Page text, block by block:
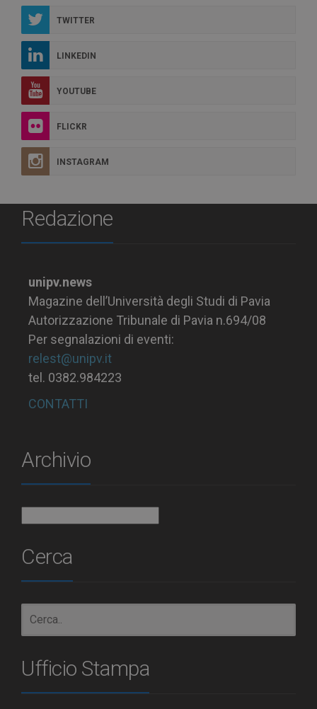
TWITTER
LINKEDIN
YOUTUBE
FLICKR
INSTAGRAM
Redazione
unipv.news
Magazine dell’Università degli Studi di Pavia
Autorizzazione Tribunale di Pavia n.694/08
Per segnalazioni di eventi:
relest@unipv.it
tel. 0382.984223
CONTATTI
Archivio
Cerca
Ufficio Stampa